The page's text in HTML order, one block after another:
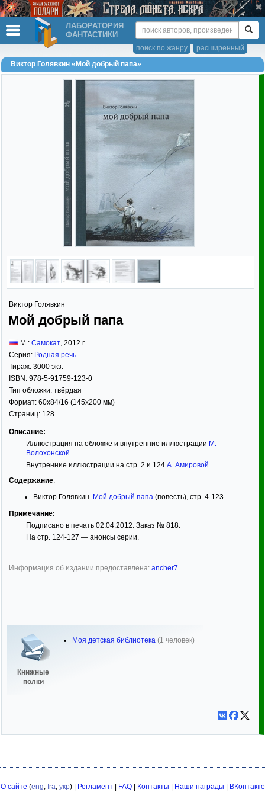
ЛАБОРАТОРИЯ
ФАНТАСТИКИ
расширенный
поиск по жанру
Виктор Голявкин «Мой добрый папа»
Виктор Голявкин
Мой добрый папа
М.: Самокат, 2012 г.
Серия: Родная речь
Тираж: 3000 экз.
ISBN: 978-5-91759-123-0
Тип обложки: твёрдая
Формат: 60x84/16 (145x200 мм)
Страниц: 128
Описание:
Иллюстрация на обложке и внутренние иллюстрации М.
Волохонской.
Внутренние иллюстрации на cтр. 2 и 124 А. Амировой.
Содержание:
Виктор Голявкин. Мой добрый папа (повесть), стр. 4-123
Примечание:
Подписано в печать 02.04.2012. Заказ № 818.
На стр. 124-127 — анонсы серии.
Информация об издании предоставлена: ancher7
Книжные
полки
Моя детская библиотека (1 человек)
О сайте (eng, fra, укр) | Регламент| FAQ| Контакты Наши награды ВКонтакте